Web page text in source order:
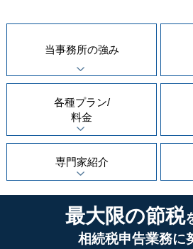
当事務所の強み
各種プラン/
料金
専門家紹介
最大限の節税
相続税申告業務に